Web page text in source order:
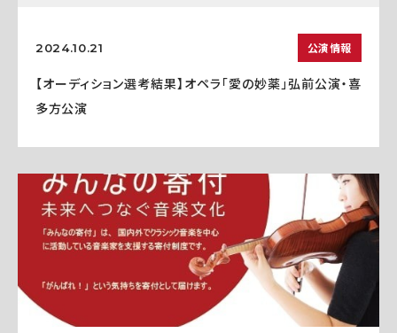
2024.10.21 公演情報
【オーディション選考結果】オペラ「愛の妙薬」弘前公演・喜
多方公演